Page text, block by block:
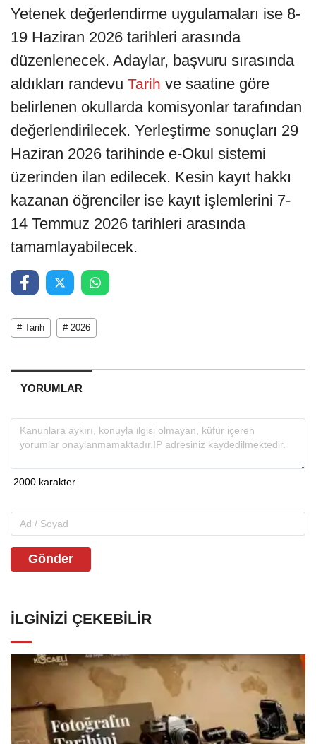
Yetenek değerlendirme uygulamaları ise 8-
19 Haziran 2026 tarihleri arasında
düzenlenecek. Adaylar, başvuru sırasında
aldıkları randevu Tarih ve saatine göre
belirlenen okullarda komisyonlar tarafından
değerlendirilecek. Yerleştirme sonuçları 29
Haziran 2026 tarihinde e-Okul sistemi
üzerinden ilan edilecek. Kesin kayıt hakkı
kazanan öğrenciler ise kayıt işlemlerini 7-
14 Temmuz 2026 tarihleri arasında
tamamlayabilecek.
# Tarih # 2026
YORUMLAR
Gönder
İLGINIZI ÇEKEBILIR